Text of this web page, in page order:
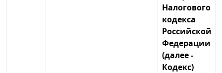
Налогового
кодекса
Российской
Федерации
(далее -
Кодекс)